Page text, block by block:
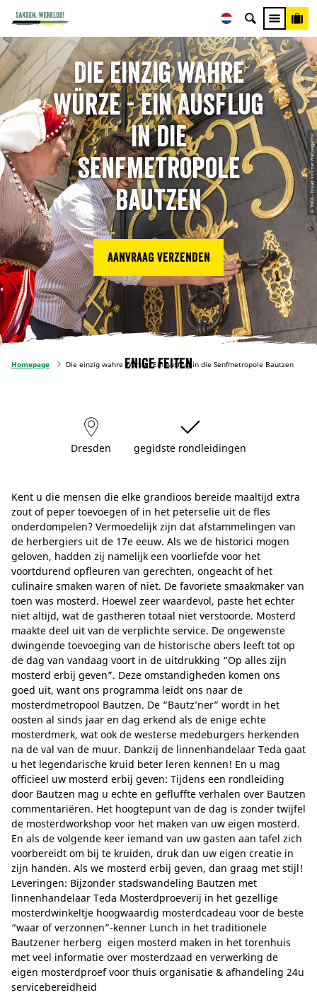
© TMGS - Fouad Vollmer Werbeagentur
Die einzig wahre
Würze - Ein Ausflug
in die
Senfmetropole
Bautzen
Aanvraag verzenden
Homepage Die einzig wahre Würze - Ein Ausflug in die Senfmetropole Bautzen
Enige feiten
Dresden gegidste rondleidingen
Kent u die mensen die elke grandioos bereide maaltijd extra
zout of peper toevoegen of in het peterselie uit de fles
onderdompelen? Vermoedelijk zijn dat afstammelingen van
de herbergiers uit de 17e eeuw. Als we de historici mogen
geloven, hadden zij namelijk een voorliefde voor het
voortdurend opfleuren van gerechten, ongeacht of het
culinaire smaken waren of niet. De favoriete smaakmaker van
toen was mosterd. Hoewel zeer waardevol, paste het echter
niet altijd, wat de gastheren totaal niet verstoorde. Mosterd
maakte deel uit van de verplichte service. De ongewenste
dwingende toevoeging van de historische obers leeft tot op
de dag van vandaag voort in de uitdrukking “Op alles zijn
mosterd erbij geven”. Deze omstandigheden komen ons
goed uit, want ons programma leidt ons naar de
mosterdmetropool Bautzen. De “Bautz’ner” wordt in het
oosten al sinds jaar en dag erkend als de enige echte
mosterdmerk, wat ook de westerse medeburgers herkenden
na de val van de muur. Dankzij de linnenhandelaar Teda gaat
u het legendarische kruid beter leren kennen! En u mag
officieel uw mosterd erbij geven: Tijdens een rondleiding
door Bautzen mag u echte en gefluffte verhalen over Bautzen
commentariëren. Het hoogtepunt van de dag is zonder twijfel
de mosterdworkshop voor het maken van uw eigen mosterd.
En als de volgende keer iemand van uw gasten aan tafel zich
voorbereidt om bij te kruiden, druk dan uw eigen creatie in
zijn handen. Als we mosterd erbij geven, dan graag met stijl!
Leveringen: Bijzonder stadswandeling Bautzen met
linnenhandelaar Teda Mosterdproeverij in het gezellige
mosterdwinkeltje hoogwaardig mosterdcadeau voor de beste
“waar of verzonnen”-kenner Lunch in het traditionele
Bautzener herberg eigen mosterd maken in het torenhuis
met veel informatie over mosterdzaad en verwerking de
eigen mosterdproef voor thuis organisatie & afhandeling 24u
servicebereidheid